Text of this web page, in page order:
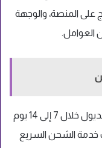
على المنصة، والوجهة
العوامل.
إلا إنه بشكل عام يمكن أن تصل شحنة ترينديول خلال 7 إلى 14 يوم
خدمة الشحن السريع